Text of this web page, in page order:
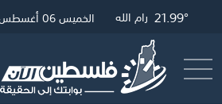
28.29° غزة 21.68° القدس 21.99° رام الله الخميس 06 أغسطس 2026